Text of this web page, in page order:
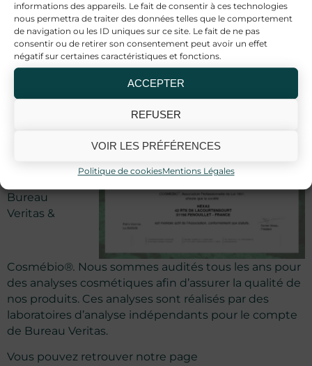
informations des appareils. Le fait de consentir à ces technologies
nous permettra de traiter des données telles que le comportement
de navigation ou les ID uniques sur ce site. Le fait de ne pas
consentir ou de retirer son consentement peut avoir un effet
négatif sur certaines caractéristiques et fonctions.
ACCEPTER
REFUSER
VOIR LES PRÉFÉRENCES
Politique de cookiesMentions Légales
réglementation européenne
Produits testés et traçables
Notre objectif : proposer descrèmes CBD fiables,
efficaces et adaptées à un usage quotidien
compromis sur la transparence.
Label Bio & Garanties qualité
Bureau
Veritas &
Cosmébio®. Nous sommes audités tous les ans pour
des analyses cosmétiques afin d’assurer la qualité de
nos produits. Ces analyses sont réalisés par des
laboratoires d’analyse indépendants pour le compte
de Bureau Veritas.
Vous pouvez retrouver notre page